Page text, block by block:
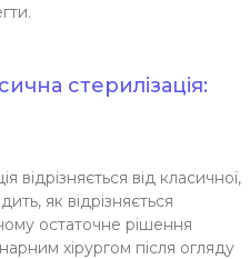
стерилізація:
відрізняється від класичної,
як відрізняється
остаточне рішення
хірургом після огляду